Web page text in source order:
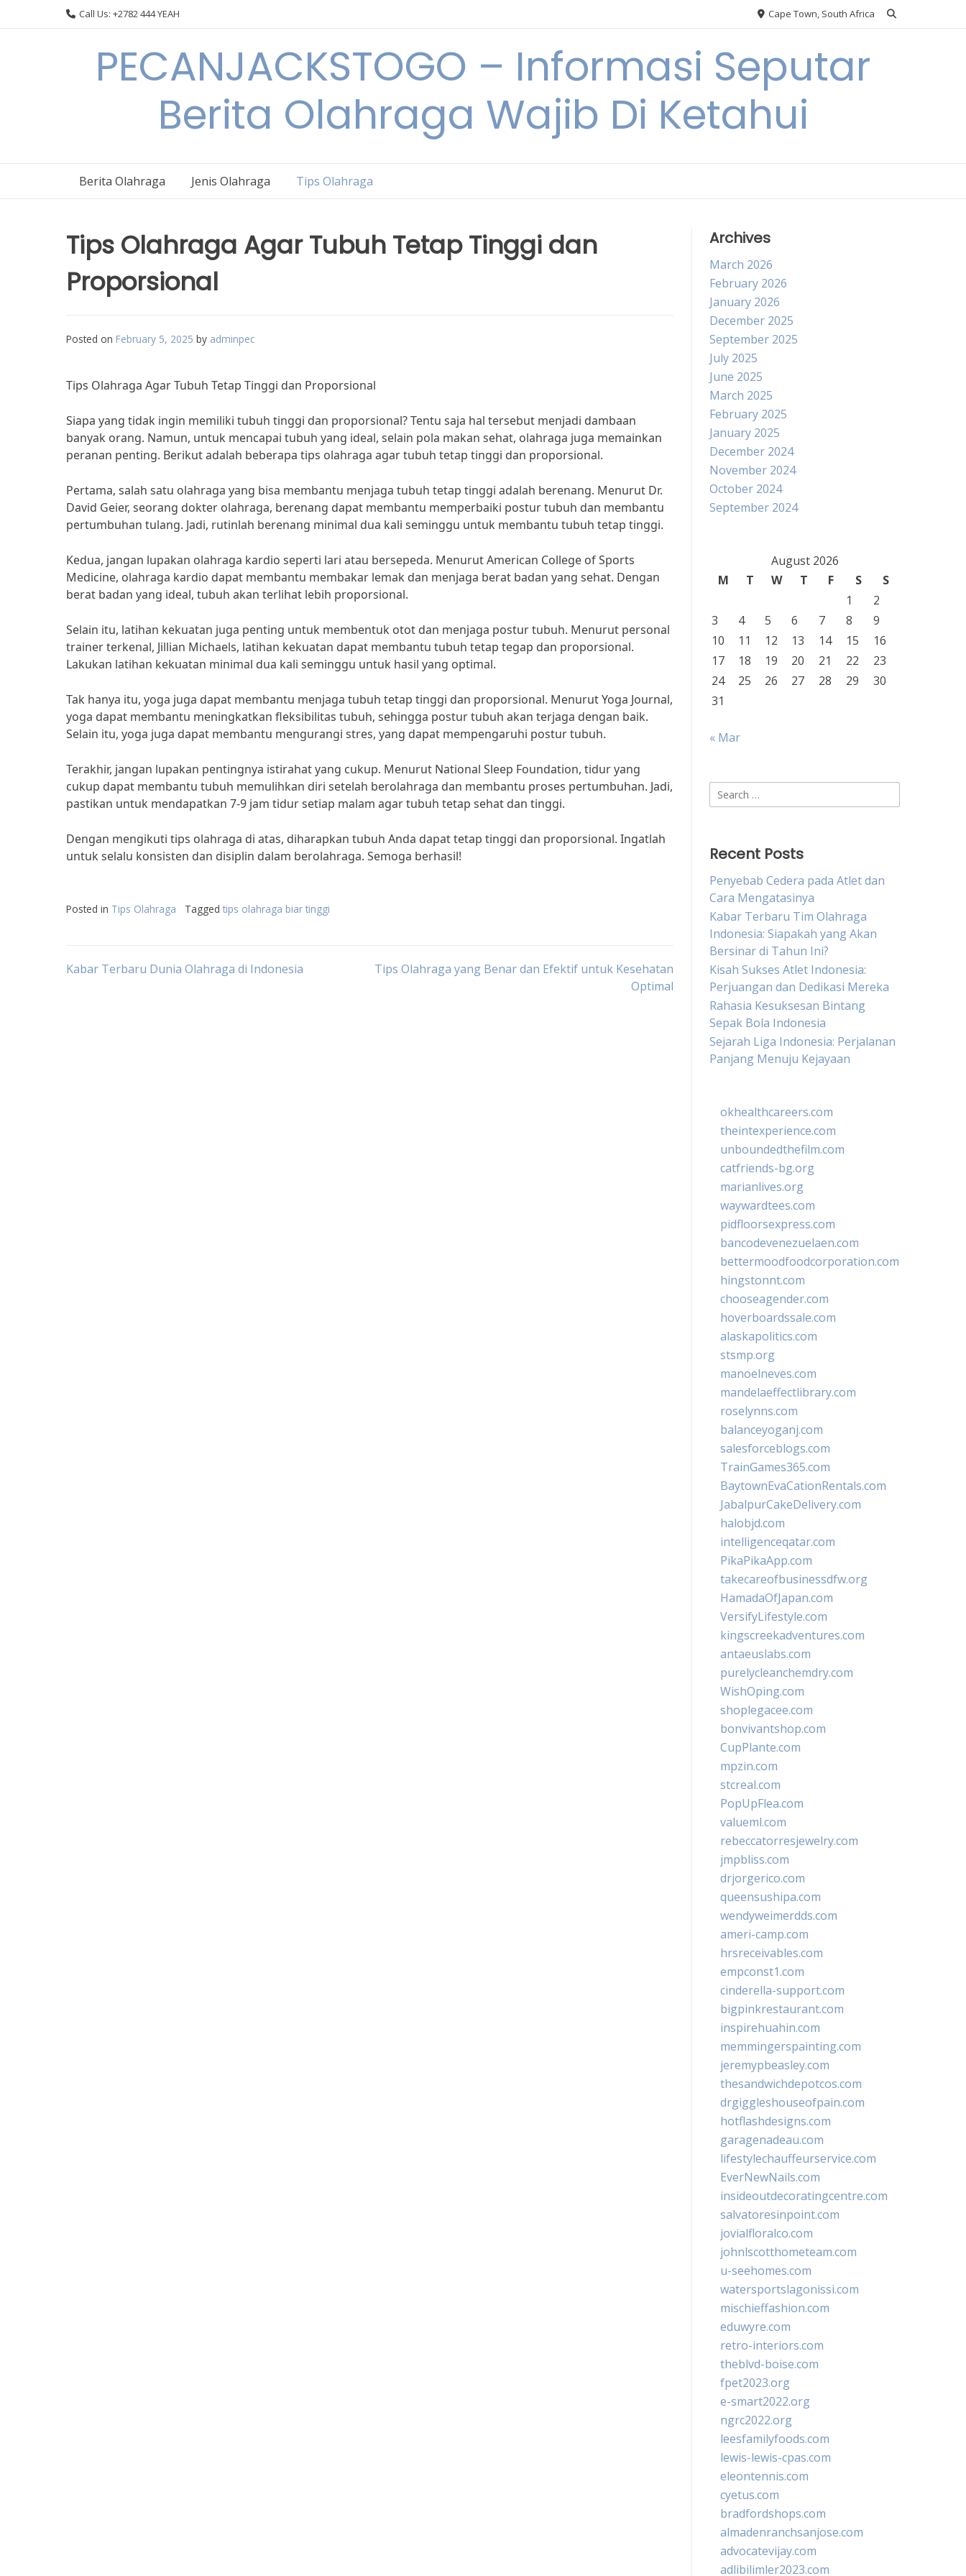
Call Us: +2782 444 YEAH Cape Town, South Africa
PECANJACKSTOGO – Informasi Seputar
Berita Olahraga Wajib Di Ketahui
Berita Olahraga Jenis Olahraga Tips Olahraga
Tips Olahraga Agar Tubuh Tetap Tinggi dan
Proporsional
Posted on February 5, 2025 by adminpec
Tips Olahraga Agar Tubuh Tetap Tinggi dan Proporsional
Siapa yang tidak ingin memiliki tubuh tinggi dan proporsional? Tentu saja hal tersebut menjadi dambaan
banyak orang. Namun, untuk mencapai tubuh yang ideal, selain pola makan sehat, olahraga juga memainkan
peranan penting. Berikut adalah beberapa tips olahraga agar tubuh tetap tinggi dan proporsional.
Pertama, salah satu olahraga yang bisa membantu menjaga tubuh tetap tinggi adalah berenang. Menurut Dr.
David Geier, seorang dokter olahraga, berenang dapat membantu memperbaiki postur tubuh dan membantu
pertumbuhan tulang. Jadi, rutinlah berenang minimal dua kali seminggu untuk membantu tubuh tetap tinggi.
Kedua, jangan lupakan olahraga kardio seperti lari atau bersepeda. Menurut American College of Sports
Medicine, olahraga kardio dapat membantu membakar lemak dan menjaga berat badan yang sehat. Dengan
berat badan yang ideal, tubuh akan terlihat lebih proporsional.
Selain itu, latihan kekuatan juga penting untuk membentuk otot dan menjaga postur tubuh. Menurut personal
trainer terkenal, Jillian Michaels, latihan kekuatan dapat membantu tubuh tetap tegap dan proporsional.
Lakukan latihan kekuatan minimal dua kali seminggu untuk hasil yang optimal.
Tak hanya itu, yoga juga dapat membantu menjaga tubuh tetap tinggi dan proporsional. Menurut Yoga Journal,
yoga dapat membantu meningkatkan fleksibilitas tubuh, sehingga postur tubuh akan terjaga dengan baik.
Selain itu, yoga juga dapat membantu mengurangi stres, yang dapat mempengaruhi postur tubuh.
Terakhir, jangan lupakan pentingnya istirahat yang cukup. Menurut National Sleep Foundation, tidur yang
cukup dapat membantu tubuh memulihkan diri setelah berolahraga dan membantu proses pertumbuhan. Jadi,
pastikan untuk mendapatkan 7-9 jam tidur setiap malam agar tubuh tetap sehat dan tinggi.
Dengan mengikuti tips olahraga di atas, diharapkan tubuh Anda dapat tetap tinggi dan proporsional. Ingatlah
untuk selalu konsisten dan disiplin dalam berolahraga. Semoga berhasil!
Posted in Tips Olahraga Tagged tips olahraga biar tinggi
Post
Kabar Terbaru Dunia Olahraga di Indonesia
Tips Olahraga yang Benar dan Efektif untuk Kesehatan
Optimal
Archives
March 2026
February 2026
January 2026
December 2025
September 2025
July 2025
June 2025
March 2025
February 2025
January 2025
December 2024
November 2024
October 2024
September 2024
August 2026
M
T W T F S
S
1
2
3
4 5 6 7 8
9
10
11 12 13 14 15
16
17
18 19 20 21 22
23
24
25 26 27 28 29
30
31
« Mar
Search
for:
Recent Posts
Penyebab Cedera pada Atlet dan
Cara Mengatasinya
Kabar Terbaru Tim Olahraga
Indonesia: Siapakah yang Akan
Bersinar di Tahun Ini?
Kisah Sukses Atlet Indonesia:
Perjuangan dan Dedikasi Mereka
Rahasia Kesuksesan Bintang
Sepak Bola Indonesia
Sejarah Liga Indonesia: Perjalanan
Panjang Menuju Kejayaan
okhealthcareers.com
theintexperience.com
unboundedthefilm.com
catfriends-bg.org
marianlives.org
waywardtees.com
pidfloorsexpress.com
bancodevenezuelaen.com
bettermoodfoodcorporation.com
hingstonnt.com
chooseagender.com
hoverboardssale.com
alaskapolitics.com
stsmp.org
manoelneves.com
mandelaeffectlibrary.com
roselynns.com
balanceyoganj.com
salesforceblogs.com
TrainGames365.com
BaytownEvaCationRentals.com
JabalpurCakeDelivery.com
halobjd.com
intelligenceqatar.com
PikaPikaApp.com
takecareofbusinessdfw.org
HamadaOfJapan.com
VersifyLifestyle.com
kingscreekadventures.com
antaeuslabs.com
purelycleanchemdry.com
WishOping.com
shoplegacee.com
bonvivantshop.com
CupPlante.com
mpzin.com
stcreal.com
PopUpFlea.com
valueml.com
rebeccatorresjewelry.com
jmpbliss.com
drjorgerico.com
queensushipa.com
wendyweimerdds.com
ameri-camp.com
hrsreceivables.com
empconst1.com
cinderella-support.com
bigpinkrestaurant.com
inspirehuahin.com
memmingerspainting.com
jeremypbeasley.com
thesandwichdepotcos.com
drgiggleshouseofpain.com
hotflashdesigns.com
garagenadeau.com
lifestylechauffeurservice.com
EverNewNails.com
insideoutdecoratingcentre.com
salvatoresinpoint.com
jovialfloralco.com
johnlscotthometeam.com
u-seehomes.com
watersportslagonissi.com
mischieffashion.com
eduwyre.com
retro-interiors.com
theblvd-boise.com
fpet2023.org
e-smart2022.org
ngrc2022.org
leesfamilyfoods.com
lewis-lewis-cpas.com
eleontennis.com
cyetus.com
bradfordshops.com
almadenranchsanjose.com
advocatevijay.com
adlibilimler2023.com